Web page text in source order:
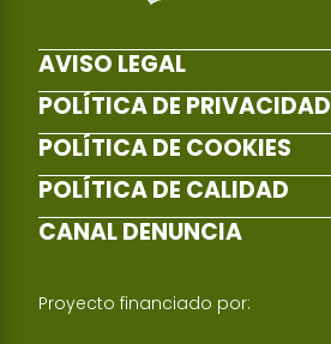
AVISO LEGAL
POLÍTICA DE PRIVACIDAD
POLÍTICA DE COOKIES
POLÍTICA DE CALIDAD
CANAL DENUNCIA
Proyecto financiado por: